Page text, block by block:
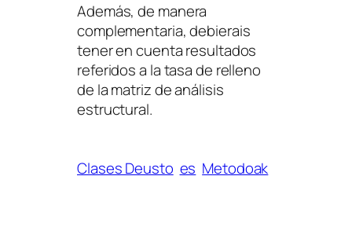
Además, de manera
complementaria, debierais
tener en cuenta resultados
referidos a la tasa de relleno
de la matriz de análisis
estructural.
Clases Deusto es Metodoak